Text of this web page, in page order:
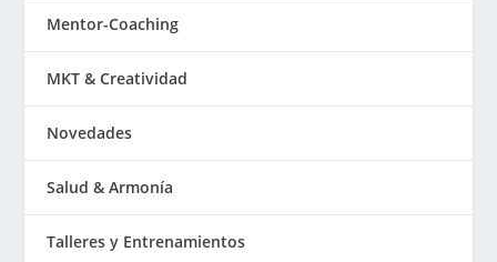
Mentor-Coaching
MKT & Creatividad
Novedades
Salud & Armonía
Talleres y Entrenamientos